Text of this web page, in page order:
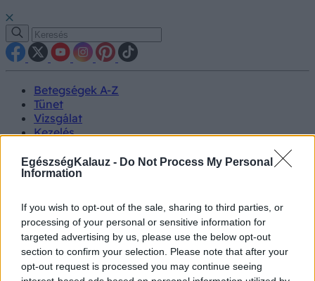
EgészségKalauz - Do Not Process My Personal
Information
If you wish to opt-out of the sale, sharing to third parties, or
processing of your personal or sensitive information for
targeted advertising by us, please use the below opt-out
section to confirm your selection. Please note that after your
opt-out request is processed you may continue seeing
Betegségek A-Z
Tünet
Vizsgálat
Kezelés
Kutatás
Prevenció
Videók
Kisállatok egészsége
#allergia #influenza#cukorbetegség
#orvosmeteorológia#vérnyomás #stroke#rákbetegség
#pajzsmirigy#reflux#ekcéma#herpesz